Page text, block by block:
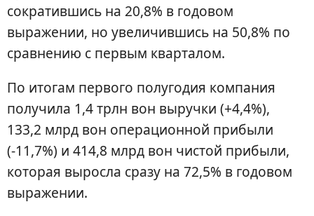
сократившись на 20,8% в годовом
выражении, но увеличившись на 50,8% по
сравнению с первым кварталом.
По итогам первого полугодия компания
получила 1,4 трлн вон выручки (+4,4%),
133,2 млрд вон операционной прибыли
(-11,7%) и 414,8 млрд вон чистой прибыли,
которая выросла сразу на 72,5% в годовом
выражении.